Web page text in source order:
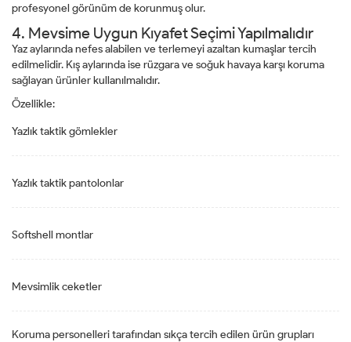
profesyonel görünüm de korunmuş olur.
4. Mevsime Uygun Kıyafet Seçimi Yapılmalıdır
Yaz aylarında nefes alabilen ve terlemeyi azaltan kumaşlar tercih
edilmelidir. Kış aylarında ise rüzgara ve soğuk havaya karşı koruma
sağlayan ürünler kullanılmalıdır.
Özellikle:
Yazlık taktik gömlekler
Yazlık taktik pantolonlar
Softshell montlar
Mevsimlik ceketler
Koruma personelleri tarafından sıkça tercih edilen ürün grupları